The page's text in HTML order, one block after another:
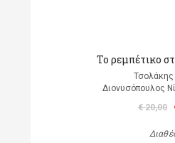
Το ρεμπέτικο
Διονυσόπουλος
€ 20,00